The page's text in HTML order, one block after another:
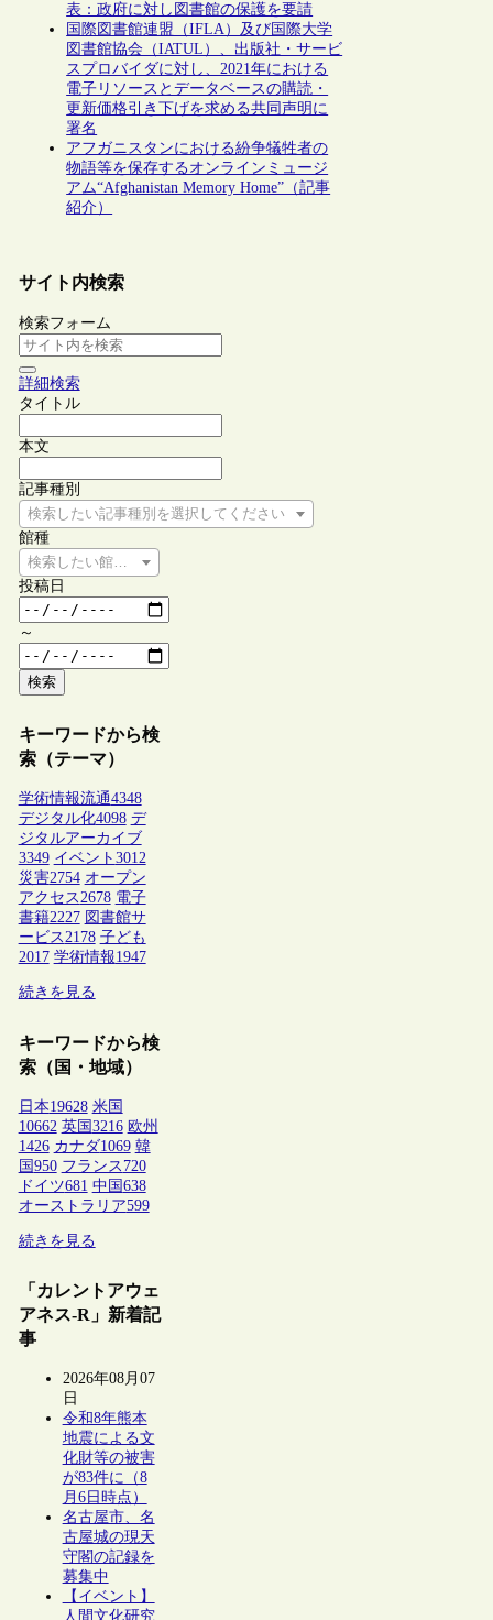
表：政府に対し図書館の保護を要請
国際図書館連盟（IFLA）及び国際大学
図書館協会（IATUL）、出版社・サービ
スプロバイダに対し、2021年における
電子リソースとデータベースの購読・
更新価格引き下げを求める共同声明に
署名
アフガニスタンにおける紛争犠牲者の
物語等を保存するオンラインミュージ
アム“Afghanistan Memory Home”（記事
紹介）
サイト内検索
検索フォーム
詳細検索
タイトル
本文
記事種別
検索したい記事種別を選択してください
館種
検索したい館種を選択してください
投稿日
～
検索
キーワードから検
索（テーマ）
学術情報流通4348
デジタル化4098 デ
ジタルアーカイブ
3349 イベント 3012
災害2754 オープン
アクセス2678 電子
書籍2227 図書館サ
ービス2178 子ども
2017 学術情報1947
続きを見る
キーワードから検
索（国・地域）
日本19628 米国
10662 英国 3216 欧州
1426 カナダ1069 韓
国 950 フランス 720
ドイツ681 中国 638
オーストラリア599
続きを見る
「カレントアウェ
アネス-R」新着記
事
2026年08月07
日
令和8年熊本
地震による文
化財等の被害
が83件に（8
月6日時点）
名古屋市、名
古屋城の現天
守閣の記録を
募集中
【イベント】
人間文化研究